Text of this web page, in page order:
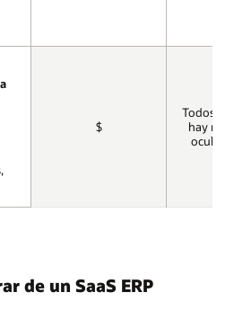
$
Todos
hay
oculto
de un SaaS ERP